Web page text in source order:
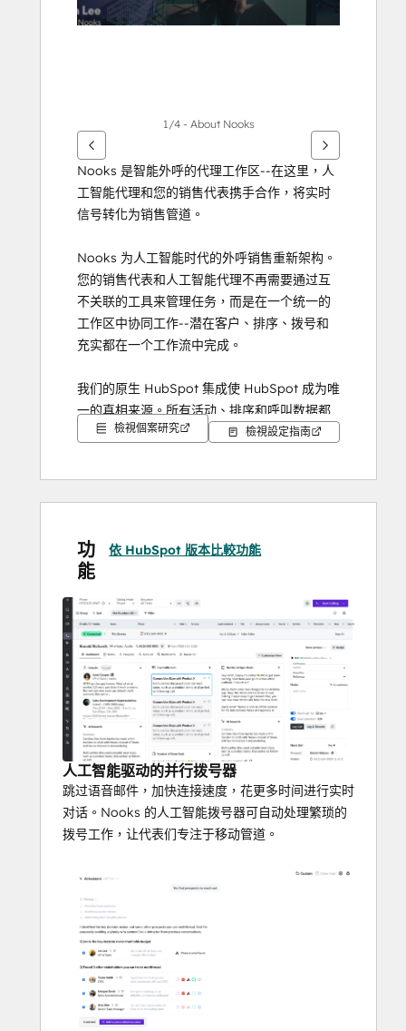
目
1/4 - About Nooks
Nooks 是智能外呼的代理工作区--在这里，人
工智能代理和您的销售代表携手合作，将实时
信号转化为销售管道。
Nooks 为人工智能时代的外呼销售重新架构。
您的销售代表和人工智能代理不再需要通过互
不关联的工具来管理任务，而是在一个统一的
工作区中协同工作--潜在客户、排序、拨号和
充实都在一个工作流中完成。
我们的原生 HubSpot 集成使 HubSpot 成为唯
一的真相来源。所有活动、排序和呼叫数据都
会直接同步回您的 CRM - 没有影子数据库、没
应商整合到了一个平台。
檢視個案研究 檢視設定指南
功
能
依 HubSpot 版本比較功能
人工智能驱动的并行拨号器
跳过语音邮件，加快连接速度，花更多时间进行实时
对话。Nooks 的人工智能拨号器可自动处理繁琐的
拨号工作，让代表们专注于移动管道。